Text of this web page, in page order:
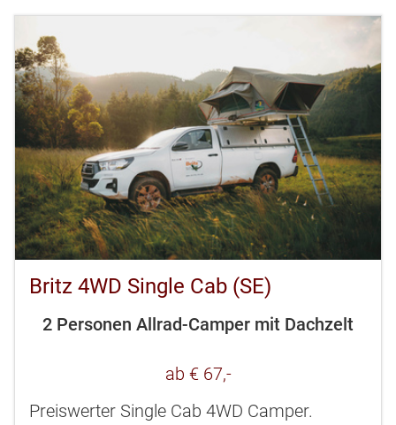
Britz 4WD Single Cab (SE)
2 Personen Allrad-Camper mit Dachzelt
ab € 67,-
Preiswerter Single Cab 4WD Camper.